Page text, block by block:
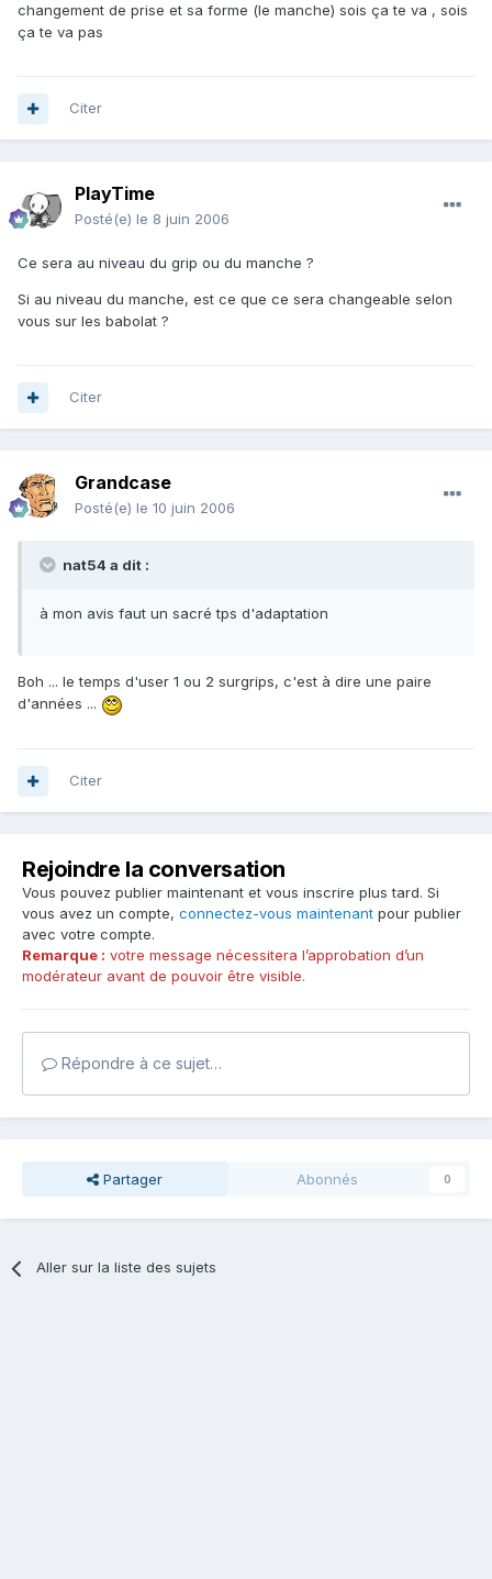
changement de prise et sa forme (le manche) sois ça te va , sois
ça te va pas
Citer
PlayTime
Posté(e) le 8 juin 2006
Ce sera au niveau du grip ou du manche ?
Si au niveau du manche, est ce que ce sera changeable selon
vous sur les babolat ?
Citer
Grandcase
Posté(e) le 10 juin 2006
nat54 a dit :
à mon avis faut un sacré tps d'adaptation
Boh ... le temps d'user 1 ou 2 surgrips, c'est à dire une paire
d'années ...
Citer
Rejoindre la conversation
Vous pouvez publier maintenant et vous inscrire plus tard. Si
vous avez un compte, connectez-vous maintenant pour publier
avec votre compte.
Remarque : votre message nécessitera l’approbation d’un
modérateur avant de pouvoir être visible.
Répondre à ce sujet…
Partager Abonnés 0
Aller sur la liste des sujets